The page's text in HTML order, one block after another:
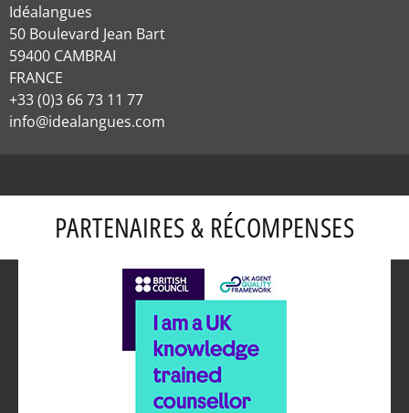
Idéalangues
50 Boulevard Jean Bart
59400 CAMBRAI
FRANCE
+33 (0)3 66 73 11 77
info@idealangues.com
PARTENAIRES & RÉCOMPENSES